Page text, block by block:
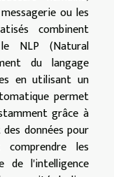
ou les
combinent
NLP (Natural
du langage
en utilisant un
permet
grâce à
données pour
les
de l'intelligence